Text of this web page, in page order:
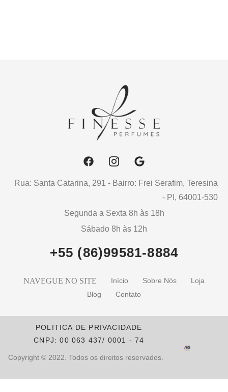
Rua: Santa Catarina, 291 - Bairro: Frei Serafim, Teresina
- PI, 64001-530
Segunda a Sexta 8h às 18h
Sábado 8h às 12h
+55 (86)99581-8884
NAVEGUE NO SITE Início Sobre Nós
Loja
Blog
Contato
POLITICA DE PRIVACIDADE
CNPJ: 00 063 437/ 0001 - 74
Copyright © 2022. Todos os direitos reservados.